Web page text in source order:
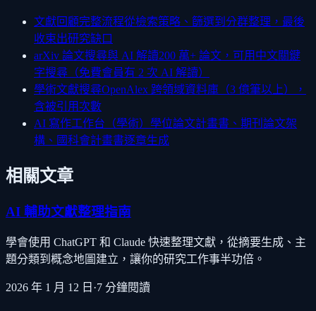
文獻回顧完整流程從檢索策略、篩選到分群整理，最後
收束出研究缺口
arXiv 論文搜尋與 AI 解讀200 萬+ 論文，可用中文關鍵
字搜尋（免費會員有 2 次 AI 解讀）
學術文獻搜尋OpenAlex 跨領域資料庫（3 億筆以上），
含被引用次數
AI 寫作工作台（學術） 學位論文計畫書、期刊論文架
構、國科會計畫書逐章生成
相關文章
AI 輔助文獻整理指南
學會使用 ChatGPT 和 Claude 快速整理文獻，從摘要生成、主
題分類到概念地圖建立，讓你的研究工作事半功倍。
2026 年 1 月 12 日 ·7 分鐘閱讀